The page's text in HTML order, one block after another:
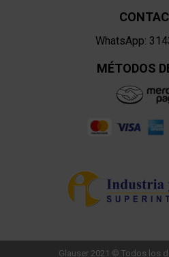
WhatsApp:
MÉTODOS
Glauser 2021 © Todos los